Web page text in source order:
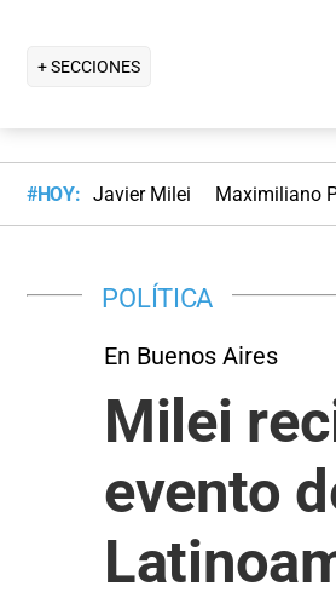
+ SECCIONES
#HOY: Javier Milei Maximiliano
POLÍTICA
En Buenos Aires
Milei
evento